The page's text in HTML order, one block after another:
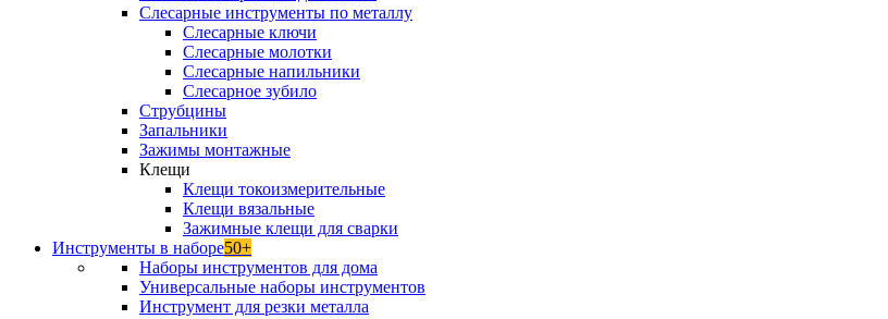
Слесарные инструменты по металлу
Слесарные ключи
Слесарные молотки
Слесарные напильники
Слесарное зубило
Струбцины
Запальники
Зажимы монтажные
Клещи
Клещи токоизмерительные
Клещи вязальные
Зажимные клещи для сварки
Инструменты в наборе50+
Наборы инструментов для дома
Универсальные наборы инструментов
Инструмент для резки металла